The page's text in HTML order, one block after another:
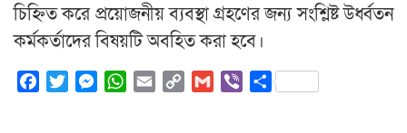
চিহ্নিত করে প্রয়োজনীয় ব্যবস্থা গ্রহণের জন্য সংশ্লিষ্ট উর্ধ্বতন
কর্মকর্তাদের বিষয়টি অবহিত করা হবে।
FacebookTwitterMessenger
WhatsApp
Email Copy
Gmail ViberShare